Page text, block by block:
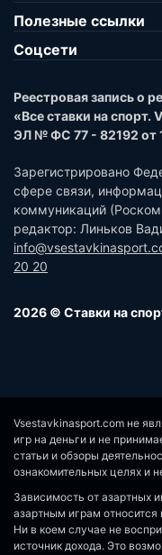
Полезные ссылки
Соцсети
Реестровая запись о
«Все ставки на
ЭЛ № ФС 77 - 82192 от
Зарегистрировано
сфере связи,
коммуникаций
редактор: Линьков
20 20
2026 © Ставки на
Vsestavkinasport.com не
игр на деньги и не
статьи и обзоры
ознакомительных целях и
Зависимость от азартных
азартным играм относится
Ни в коем случае не
источник дохода. Это